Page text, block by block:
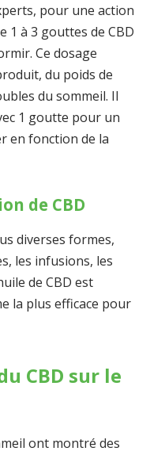
pour une action
1 à 3 gouttes de CBD
Ce dosage
du poids de
du sommeil. Il
1 goutte pour un
en fonction de la
de CBD
diverses formes,
les infusions, les
de CBD est
la plus efficace pour
CBD sur le
ont montré des